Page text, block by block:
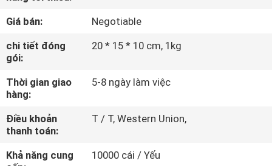
THAM
NHÀ
MÁY
KIỂM
Giá bán:
Negotiable
chi tiết đóng
gói:
20 * 15 * 10 cm, 1kg
Thời gian giao
hàng:
5-8 ngày làm việc
Điều khoản
thanh toán:
T / T, Western Union,
Khả năng cung
10000 cái / Yếu